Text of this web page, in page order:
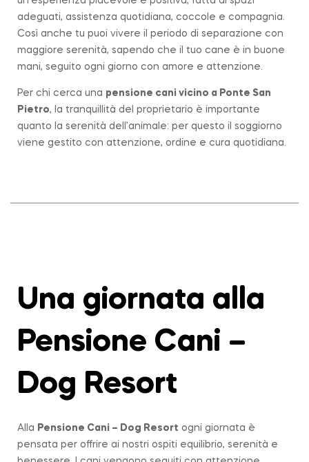
adeguati, assistenza quotidiana, coccole e compagnia.
Così anche tu puoi vivere il periodo di separazione con
maggiore serenità, sapendo che il tuo cane è in buone
mani, seguito ogni giorno con amore e attenzione.
Per chi cerca una pensione cani vicino a Ponte San
Pietro, la tranquillità del proprietario è importante
quanto la serenità dell’animale: per questo il soggiorno
viene gestito con attenzione, ordine e cura quotidiana.
Una giornata alla
Pensione Cani –
Dog Resort
Alla Pensione Cani – Dog Resort ogni giornata è
pensata per offrire ai nostri ospiti equilibrio, serenità e